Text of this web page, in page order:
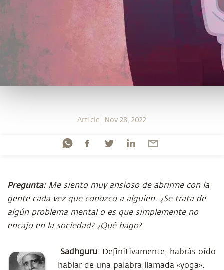
Article Nov 28, 2022
Pregunta:Me siento muy ansioso de abrirme con la
gente cada vez que conozco a alguien. ¿Se trata de
algún problema mental o es que simplemente no
encajo en la sociedad? ¿Qué hago?
Sadhguru: Definitivamente, habrás oído
hablar de una palabra llamada «yoga».